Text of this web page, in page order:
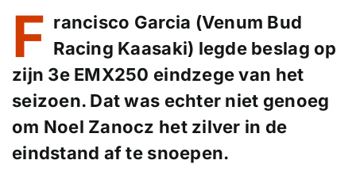
F rancisco Garcia (Venum Bud
Racing Kaasaki) legde beslag op
zijn 3e EMX250 eindzege van het
seizoen. Dat was echter niet genoeg
om Noel Zanocz het zilver in de
eindstand af te snoepen.